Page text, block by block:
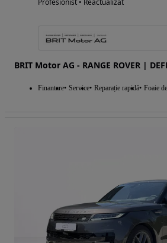
Profesionist • Reactualizat
BRIT Motor AG - RANGE ROVER |
Finantare Service Reparație rapidă Foaie